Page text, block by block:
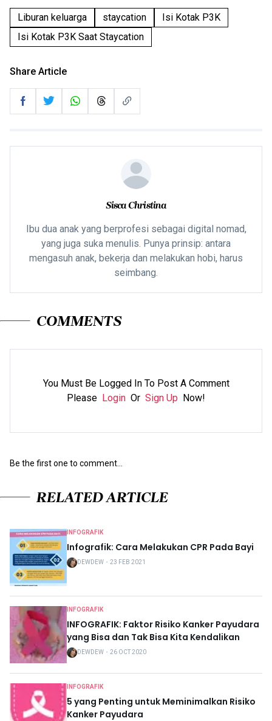
Liburan keluarga staycation
Isi Kotak P3K
Isi Kotak P3K Saat Staycation
Share Article
Sisca Christina
Ibu dua anak yang berprofesi sebagai digital nomad,
yang juga suka menulis. Punya prinsip: antara
mengasuh anak, bekerja dan melakukan hobi, harus
seimbang.
COMMENTS
You Must Be Logged In To Post A Comment
Please Login Or Sign Up Now!
Be the first one to comment...
RELATED ARTICLE
INFOGRAFIK
Infografik: Cara Melakukan CPR Pada Bayi
DEWDEW ・ 23 FEB 2021
INFOGRAFIK
INFOGRAFIK: Faktor Risiko Kanker Payudara
yang Bisa dan Tak Bisa Kita Kendalikan
DEWDEW ・ 26 OCT 2020
INFOGRAFIK
5 yang Penting untuk Meminimalkan Risiko
Kanker Payudara